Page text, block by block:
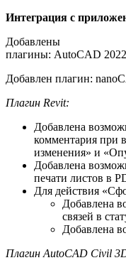
Интеграция с
Добавлены
плагины: AutoCAD
Добавлен плагин:
Плагин Revit:
Добавлена
комментария при
изменения» и
Добавлена
печати листов в
Для действия
Добавлена
связей в
Добавлена
Плагин AutoCAD Civil